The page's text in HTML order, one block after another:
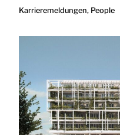
Karrieremeldungen, People